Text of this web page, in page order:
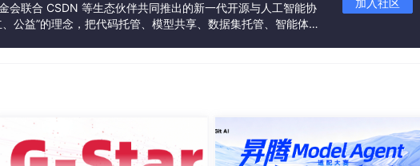
编码效率、保障代码质量的关键。IntelliJ IDEA、Maven/Gradle、Git、Je
TestNG等工具共同构成了现代Java开发的基石。开发者应根据项目需
不断优化开发流程，以实现更高的生产力和更好的软件质量。
会联合 CSDN 等生态伙伴共同推出的新一代开源与人工智能协
公益”的理念，把代码托管、模型共享、数据集托管、智能体开